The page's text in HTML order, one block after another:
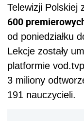
Telewizji Polskiej
600
od poniedziałku
Lekcje zostały
platformie
3 miliony
191 nauczycieli.